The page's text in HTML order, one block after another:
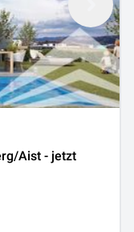
Aist - jetzt